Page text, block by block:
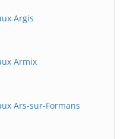
Argis
Armix
Ars-sur-Formans